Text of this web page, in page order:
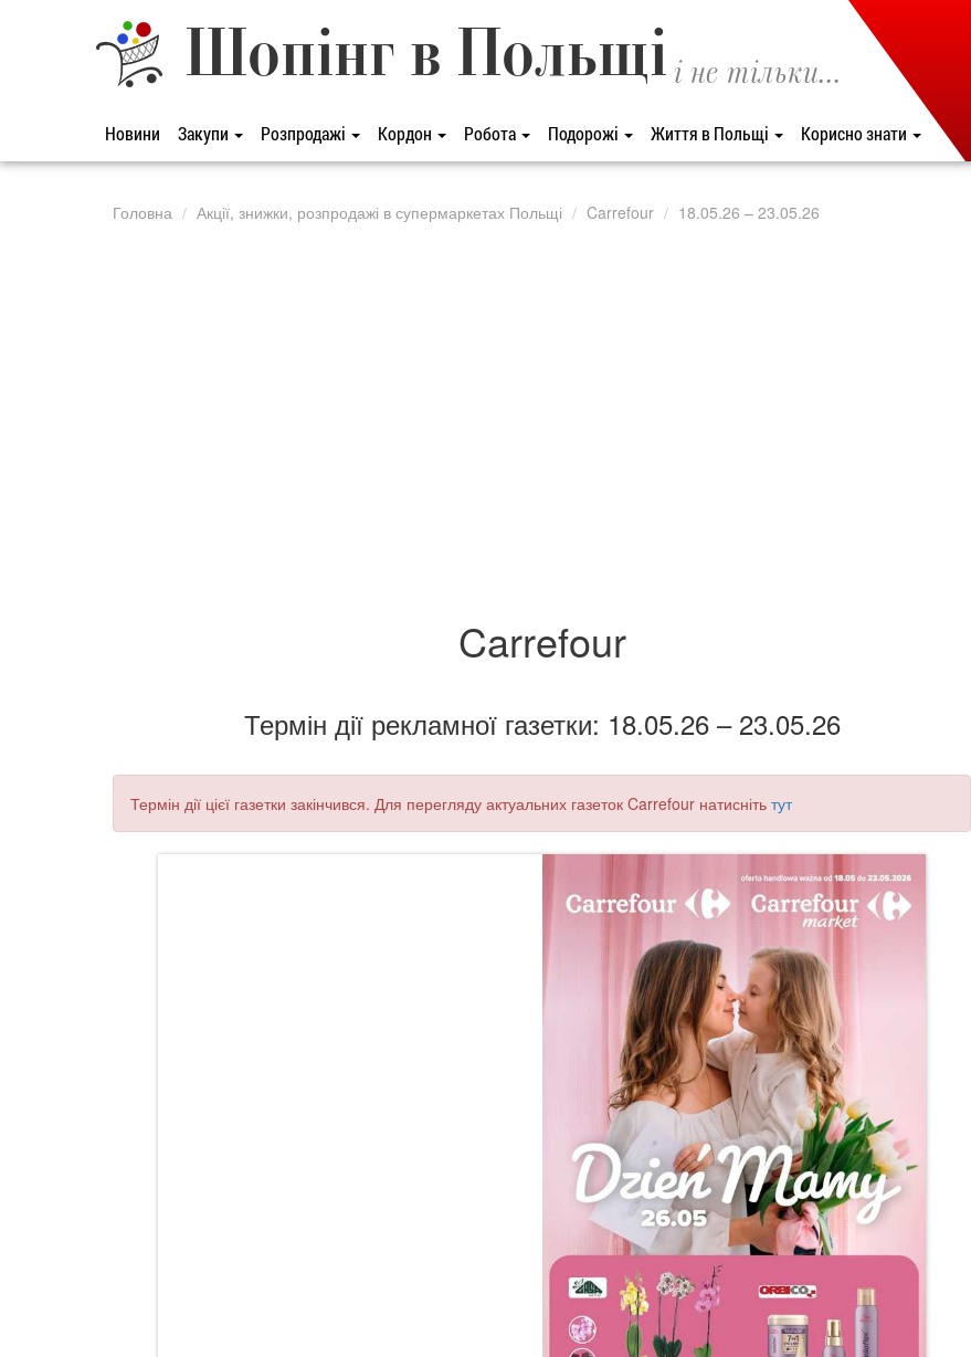
Шопінг в Польщі і не тільки...
Новини Закупи Розпродажі Кордон Робота Подорожі Життя в Польщі Корисно знати
Головна Акції, знижки, розпродажі в супермаркетах Польщі Carrefour 18.05.26 – 23.05.26
Carrefour
Термін дії рекламної газетки: 18.05.26 – 23.05.26
Термін дії цієї газетки закінчився. Для перегляду актуальних газеток Carrefour натисніть тут